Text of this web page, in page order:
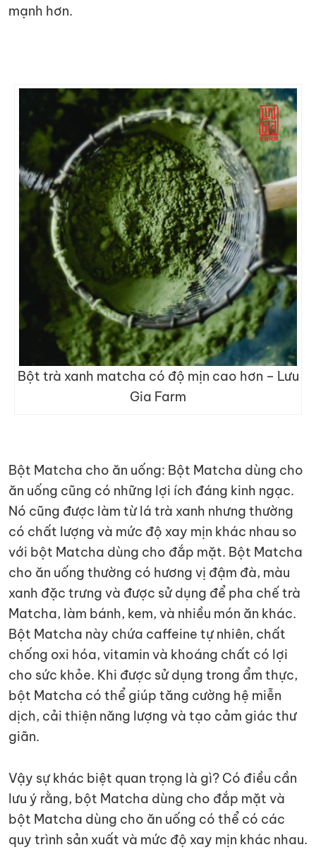
mạnh hơn.
Bột trà xanh matcha có độ mịn cao hơn – Lưu
Gia Farm
Bột Matcha cho ăn uống: Bột Matcha dùng cho
ăn uống cũng có những lợi ích đáng kinh ngạc.
Nó cũng được làm từ lá trà xanh nhưng thường
có chất lượng và mức độ xay mịn khác nhau so
với bột Matcha dùng cho đắp mặt. Bột Matcha
cho ăn uống thường có hương vị đậm đà, màu
xanh đặc trưng và được sử dụng để pha chế trà
Matcha, làm bánh, kem, và nhiều món ăn khác.
Bột Matcha này chứa caffeine tự nhiên, chất
chống oxi hóa, vitamin và khoáng chất có lợi
cho sức khỏe. Khi được sử dụng trong ẩm thực,
bột Matcha có thể giúp tăng cường hệ miễn
dịch, cải thiện năng lượng và tạo cảm giác thư
giãn.
Vậy sự khác biệt quan trọng là gì? Có điều cần
lưu ý rằng, bột Matcha dùng cho đắp mặt và
bột Matcha dùng cho ăn uống có thể có các
quy trình sản xuất và mức độ xay mịn khác nhau.